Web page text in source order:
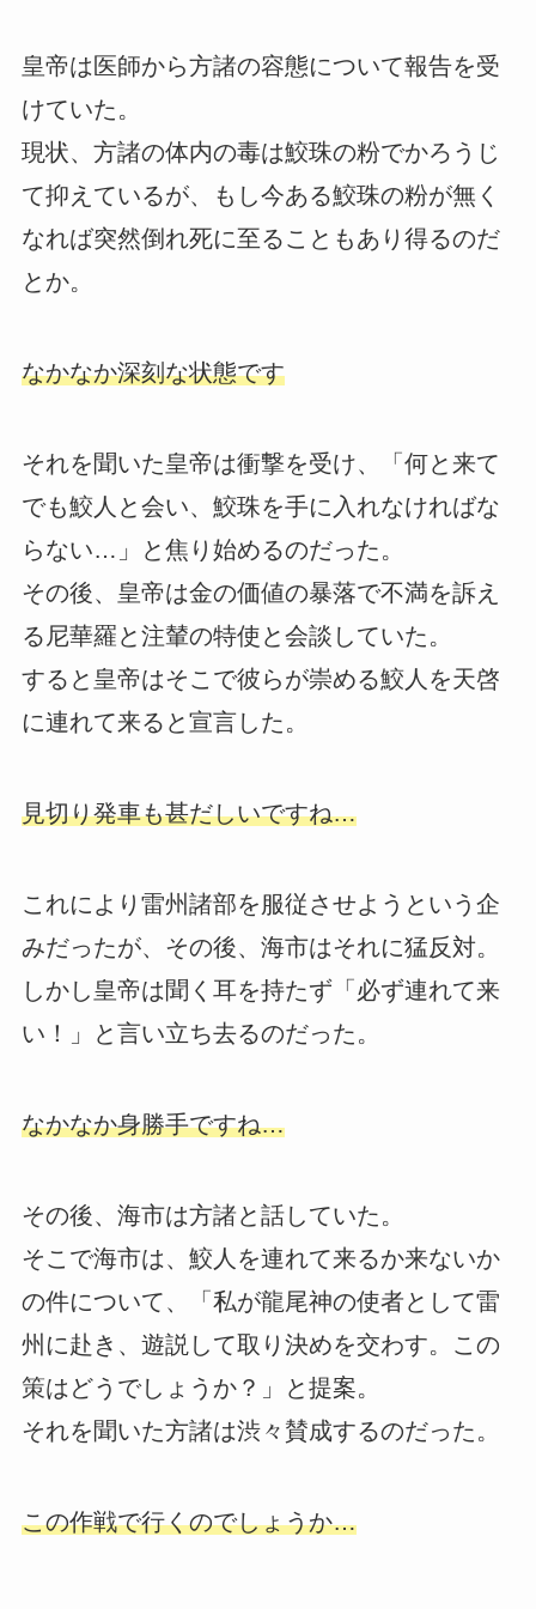
皇帝は医師から方諸の容態について報告を受
けていた。
現状、方諸の体内の毒は鮫珠の粉でかろうじ
て抑えているが、もし今ある鮫珠の粉が無く
なれば突然倒れ死に至ることもあり得るのだ
とか。
なかなか深刻な状態です
それを聞いた皇帝は衝撃を受け、「何と来て
でも鮫人と会い、鮫珠を手に入れなければな
らない…」と焦り始めるのだった。
その後、皇帝は金の価値の暴落で不満を訴え
る尼華羅と注輦の特使と会談していた。
すると皇帝はそこで彼らが崇める鮫人を天啓
に連れて来ると宣言した。
見切り発車も甚だしいですね…
これにより雷州諸部を服従させようという企
みだったが、その後、海市はそれに猛反対。
しかし皇帝は聞く耳を持たず「必ず連れて来
い！」と言い立ち去るのだった。
なかなか身勝手ですね…
その後、海市は方諸と話していた。
そこで海市は、鮫人を連れて来るか来ないか
の件について、「私が龍尾神の使者として雷
州に赴き、遊説して取り決めを交わす。この
策はどうでしょうか？」と提案。
それを聞いた方諸は渋々賛成するのだった。
この作戦で行くのでしょうか…